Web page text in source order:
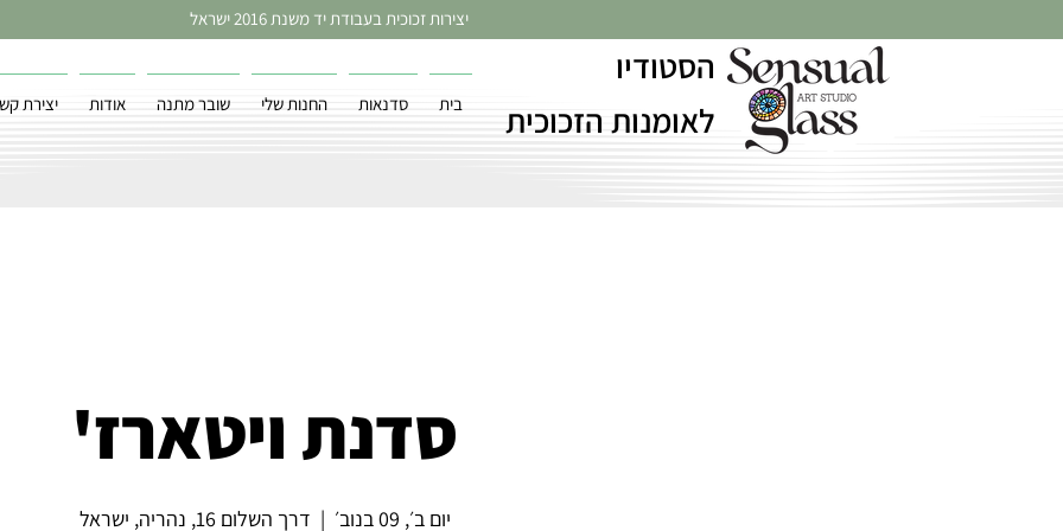
בית סדנאות החנות שלי שובר מתנה אודות יצירת
הסטודיו
לאומנות הזכוכית
יצירות זכוכית בעבודת יד משנת 2016 ישראל
סדנת ויטארז'
יום ב׳, 09 בנוב׳
  |
דרך השלום 16, נהריה, ישראל